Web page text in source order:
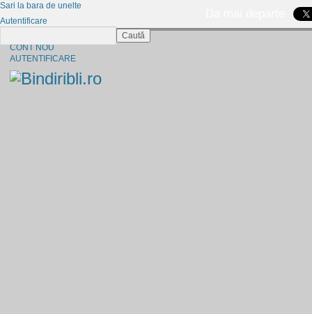
CONT NOU
AUTENTIFICARE
Sari la bara de unelte
Autentificare
Caută